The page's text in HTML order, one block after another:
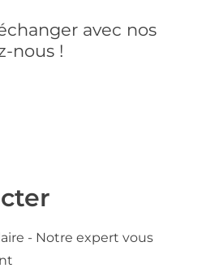
avec nos
nous !
- Notre expert vous